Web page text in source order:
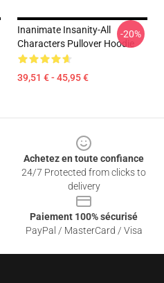
Inanimate Insanity-All
Characters Pullover Hoodie
39,51 € - 45,95 €
-20%
Achetez en toute confiance
24/7 Protected from clicks to
delivery
Paiement 100% sécurisé
PayPal / MasterCard / Visa